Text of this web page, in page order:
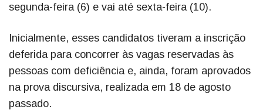
segunda-feira (6) e vai até sexta-feira (10).
Inicialmente, esses candidatos tiveram a inscrição
deferida para concorrer às vagas reservadas às
pessoas com deficiência e, ainda, foram aprovados
na prova discursiva, realizada em 18 de agosto
passado.